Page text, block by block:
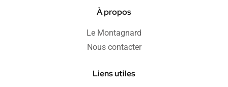
À propos
Le Montagnard
Nous contacter
Liens utiles